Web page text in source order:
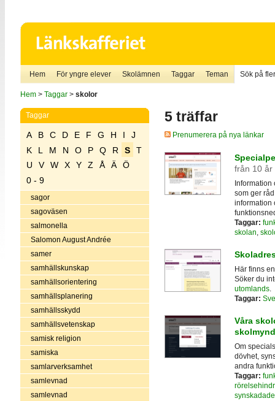
Hem För yngre elever Skolämnen Taggar Teman Sök på
Hem> Taggar> skolor
Taggar
A B C D E F G H I
J
K
L M N O P Q R S
T
U
V W X Y Z Å Ä
Ö
0 - 9
sagor
sagoväsen
salmonella
Salomon August Andrée
samer
samhällskunskap
samhällsorientering
samhällsplanering
samhällsskydd
samhällsvetenskap
samisk religion
samiska
samlarverksamhet
samlevnad
samlevnad
5 träffar
Prenumerera på nya länkar
från 10 år
Information
som ger
information
Taggar:
skolan
Här finns
Söker du
utomlands.
Taggar:
Våra
Om
dövhet,
andra
Taggar:
synskadade